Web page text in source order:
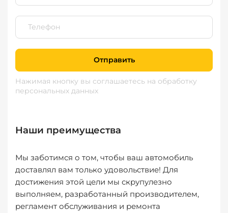
Отправить
Нажимая кнопку вы соглашаетесь на обработку
персональных данных
Наши преимущества
Мы заботимся о том, чтобы ваш автомобиль
доставлял вам только удовольствие! Для
достижения этой цели мы скрупулезно
выполняем, разработанный производителем,
регламент обслуживания и ремонта